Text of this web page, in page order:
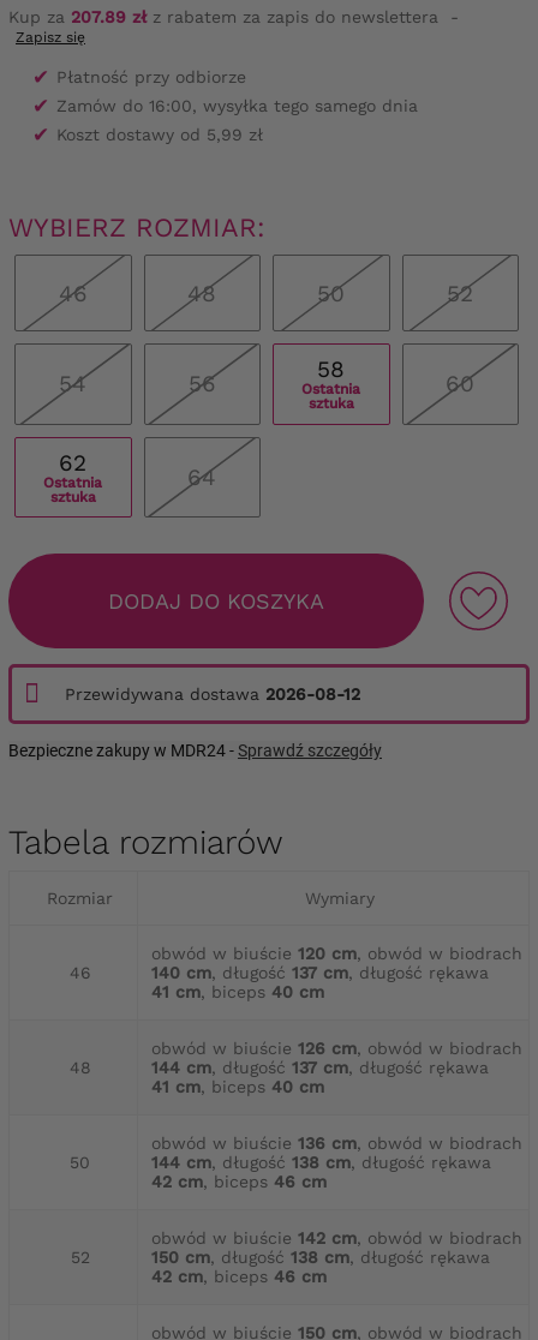
Kup za 207.89 złz rabatem za zapis do newslettera -
Zapisz się
✔ Płatność przy odbiorze
✔ Zamów do 16:00, wysyłka tego samego dnia
✔ Koszt dostawy od 5,99 zł
WYBIERZ ROZMIAR:
46 48 50 52
54 56
58
Ostatnia
sztuka
60
62
Ostatnia
sztuka
64
DODAJ DO KOSZYKA
Przewidywana dostawa 2026-08-12
Bezpieczne zakupy w MDR24 -Sprawdź szczegóły
Tabela rozmiarów
Rozmiar Wymiary
46
obwód w biuście 120 cm, obwód w biodrach
140 cm, długość 137 cm, długość rękawa
41 cm, biceps 40 cm
48
obwód w biuście 126 cm, obwód w biodrach
144 cm, długość 137 cm, długość rękawa
41 cm, biceps 40 cm
50
obwód w biuście 136 cm, obwód w biodrach
144 cm, długość 138 cm, długość rękawa
42 cm, biceps 46 cm
52
obwód w biuście 142 cm, obwód w biodrach
150 cm, długość 138 cm, długość rękawa
42 cm, biceps 46 cm
obwód w biuście 150 cm, obwód w biodrach